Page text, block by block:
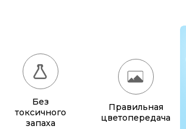
120x160 10 440 грн.
Без
токсичного
запаха
Правильная
цветопередача